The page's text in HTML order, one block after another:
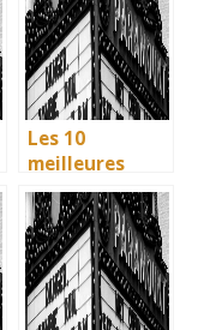
Uniques pour
immortaliser
vos amitiés
Les 10
meilleures
villes d’Italie à
visiter en 2025
: Ravenne, la
ville aux huit
monuments
UNESCO